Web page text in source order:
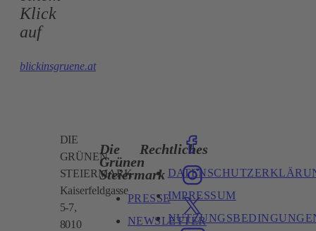
Klick
auf
blickinsgruene.at
DIE
GRÜNEN
STEIERMARK
Kaiserfeldgasse
5-7,
8010
Die
Grünen
Steiermark
PRESSE
NEWSLETTER
Rechtliches
IMPRESSUM